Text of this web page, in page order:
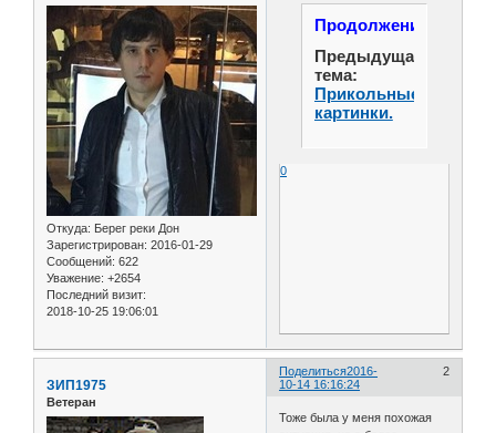
Откуда: Берег реки Дон
Зарегистрирован: 2016-01-29
Сообщений: 622
Уважение: +2654
Последний визит:
2018-10-25 19:06:01
Продолжение...
Предыдущая
тема:
Прикольные
картинки.
0
Поделиться 2
2016-
10-14 16:16:24
ЗИП1975
Ветеран
Тоже была у меня похожая